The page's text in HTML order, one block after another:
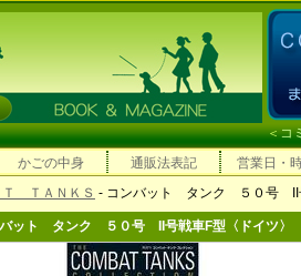
＜コ
かごの中身 通販法表記 営業日・
Ｔ ＴＡＮＫＳ - コンバット タンク ５０号 II
ット タンク ５０号 II号戦車F型〈ドイツ〉